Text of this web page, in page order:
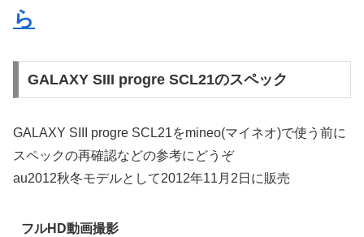
ら
GALAXY SIII progre SCL21のスペック
GALAXY SIII progre SCL21をmineo(マイネオ)で使う前に
スペックの再確認などの参考にどうぞ
au2012秋冬モデルとして2012年11月2日に販売
フルHD動画撮影